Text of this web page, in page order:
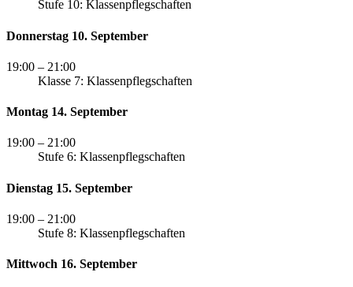
Stufe 10: Klassenpflegschaften
Donnerstag 10. September
19:00 – 21:00
Klasse 7: Klassenpflegschaften
Montag 14. September
19:00 – 21:00
Stufe 6: Klassenpflegschaften
Dienstag 15. September
19:00 – 21:00
Stufe 8: Klassenpflegschaften
Mittwoch 16. September